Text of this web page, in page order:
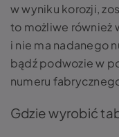
w wyniku korozji,
to możliwe również
i nie ma nadanego
bądź podwozie w
numeru
Gdzie wyrobić